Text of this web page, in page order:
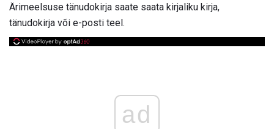
Ärimeelsuse tänudokirja saate saata kirjaliku kirja,
tänudokirja või e-posti teel.
ad